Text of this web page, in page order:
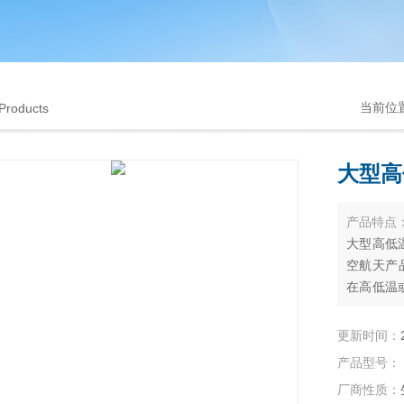
当前位
大型
产品特点
大型高低
空航天产
在高低温
更新时间：
产品型号：
厂商性质：